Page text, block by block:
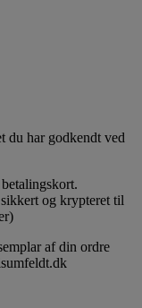
du har godkendt ved
og krypteret til
af din ordre